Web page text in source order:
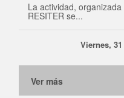
La actividad,
RESITER se...
Viernes,
Ver más